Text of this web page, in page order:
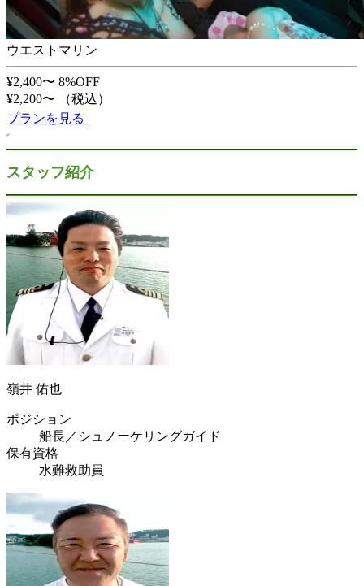
ウエストマリン
¥2,400〜 8%OFF
¥2,200〜
（税込）
プランを見る
スタッフ紹介
嶺井 佑也
ポジション
船長／シュノーケリングガイド
保有資格
水難救助員